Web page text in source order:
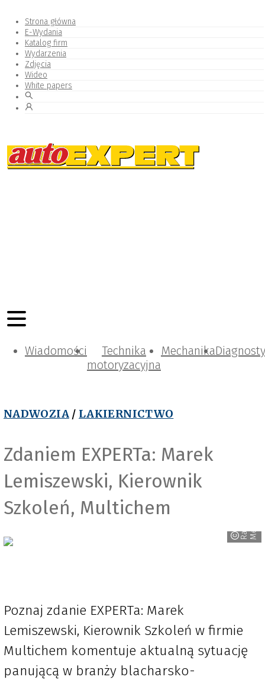
Strona główna
E-Wydania
Katalog firm
Wydarzenia
Zdjęcia
Wideo
White papers
Wiadomości
Technika
motoryzacyjna
Mechanika
NADWOZIA / LAKIERNICTWO
Zdaniem EXPERTa: Marek
Lemiszewski, Kierownik
Szkoleń, Multichem
R
a
v
e
n
M
e
d
ia
Poznaj zdanie EXPERTa: Marek
Lemiszewski, Kierownik Szkoleń w firmie
Multichem komentuje aktualną sytuację
panującą w branży blacharsko-